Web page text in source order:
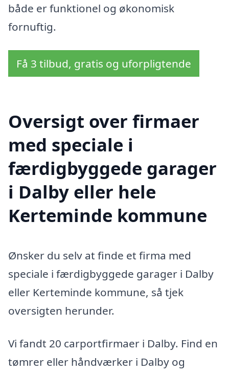
både er funktionel og økonomisk
fornuftig.
Få 3 tilbud, gratis og uforpligtende
Oversigt over firmaer
med speciale i
færdigbyggede garager
i Dalby eller hele
Kerteminde kommune
Ønsker du selv at finde et firma med
speciale i færdigbyggede garager i Dalby
eller Kerteminde kommune, så tjek
oversigten herunder.
Vi fandt 20 carportfirmaer i Dalby. Find en
tømrer eller håndværker i Dalby og